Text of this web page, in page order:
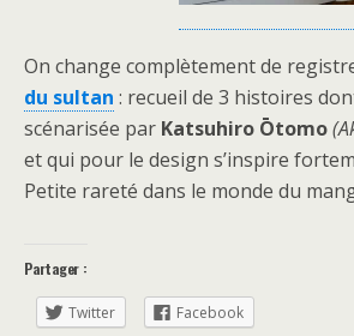
On change complètement de
du sultan : recueil de 3 histoires
scénarisée par Katsuhiro Ōtomo
et qui pour le design s’inspire
Petite rareté dans le monde du
Partager :
Twitter Facebook